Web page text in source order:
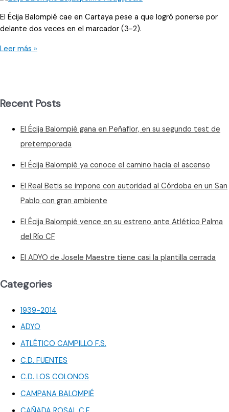
El Écija Balompié cae en Cartaya pese a que logró ponerse por
delante dos veces en el marcador (3-2).
El
premio
debut
Cartaya
Leer más »
Recent Posts
El Écija Balompié gana en Peñaflor, en su segundo test de
pretemporada
El Écija Balompié ya conoce el camino hacia el ascenso
El Real Betis se impone con autoridad al Córdoba en un San
Pablo con gran ambiente
El Écija Balompié vence en su estreno ante Atlético Palma
del Río CF
El ADYO de Josele Maestre tiene casi la plantilla cerrada
Categories
1939-2014
ADYO
ATLÉTICO CAMPILLO F.S.
C.D. FUENTES
C.D. LOS COLONOS
CAMPANA BALOMPIÉ